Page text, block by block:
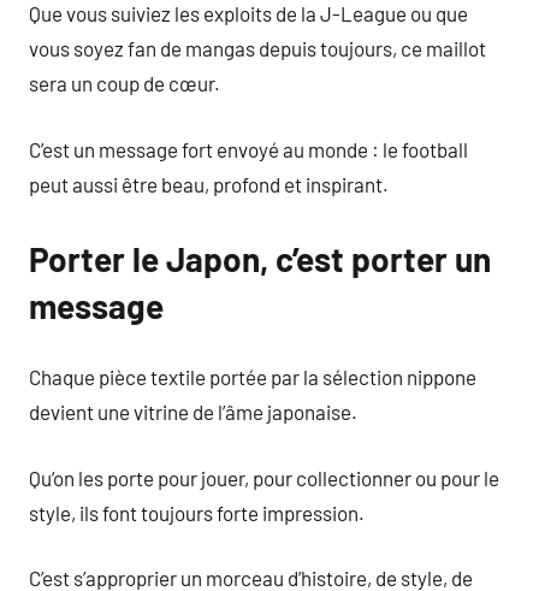
Que vous suiviez les exploits de la J-League ou que
vous soyez fan de mangas depuis toujours, ce maillot
sera un coup de cœur.
C’est un message fort envoyé au monde : le football
peut aussi être beau, profond et inspirant.
Porter le Japon, c’est porter un
message
Chaque pièce textile portée par la sélection nippone
devient une vitrine de l’âme japonaise.
Qu’on les porte pour jouer, pour collectionner ou pour le
style, ils font toujours forte impression.
C’est s’approprier un morceau d’histoire, de style, de